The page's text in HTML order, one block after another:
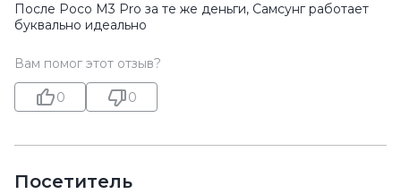
После Poco M3 Pro за те же деньги, Самсунг работает
буквально идеально
Вам помог этот отзыв?
0 0
Посетитель